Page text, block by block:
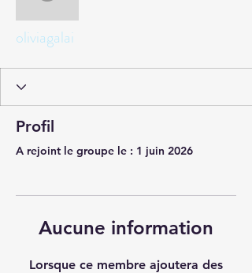
oliviagalai
Profil
A rejoint le groupe le : 1 juin 2026
Aucune information
Lorsque ce membre ajoutera des